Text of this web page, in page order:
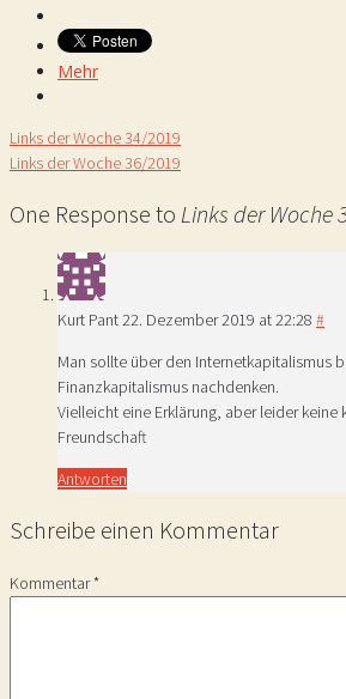
Mehr
Links der Woche 34/2019
Links der Woche 36/2019
One Response to Links der Woche
Kurt Pant22. Dezember 2019 at 22:28 #
Man sollte über den Internetkapitalismus
Finanzkapitalismus nachdenken.
Vielleicht eine Erklärung, aber leider keine
Freundschaft
Antworten
Schreibe einen Kommentar
Kommentar*